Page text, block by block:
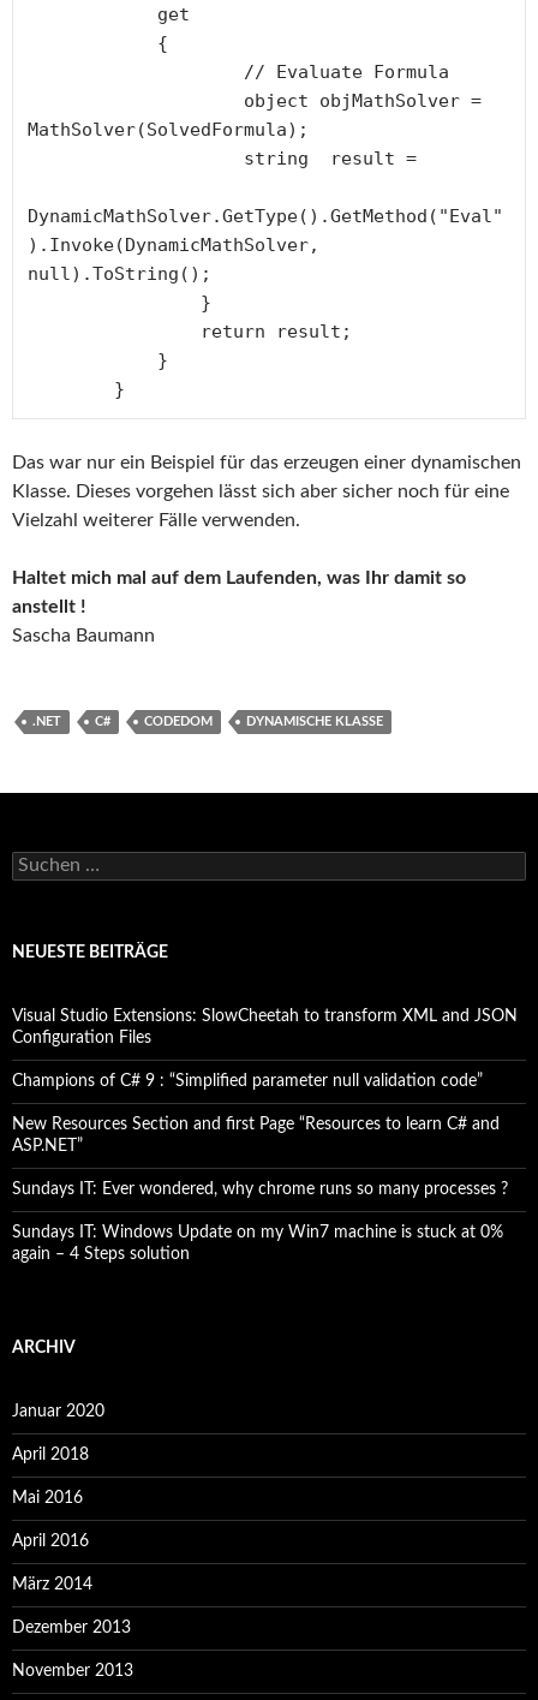
MathSolver(SolvedFormula);
DynamicMathSolver.GetType().GetMethod("Eval"
).Invoke(DynamicMathSolver,
null).ToString();
        }
Das war nur ein Beispiel für das erzeugen einer dynamischen
Klasse. Dieses vorgehen lässt sich aber sicher noch für eine
Vielzahl weiterer Fälle verwenden.
Haltet mich mal auf dem Laufenden, was Ihr damit so
anstellt !
Sascha Baumann
.NET C# CODEDOM DYNAMISCHE KLASSE
Suchen
nach:
NEUESTE BEITRÄGE
Visual Studio Extensions: SlowCheetah to transform XML and JSON
Configuration Files
Champions of C# 9 : “Simplified parameter null validation code”
New Resources Section and first Page “Resources to learn C# and
ASP.NET”
Sundays IT: Ever wondered, why chrome runs so many processes ?
Sundays IT: Windows Update on my Win7 machine is stuck at 0%
again – 4 Steps solution
ARCHIV
Januar 2020
April 2018
Mai 2016
April 2016
März 2014
Dezember 2013
November 2013